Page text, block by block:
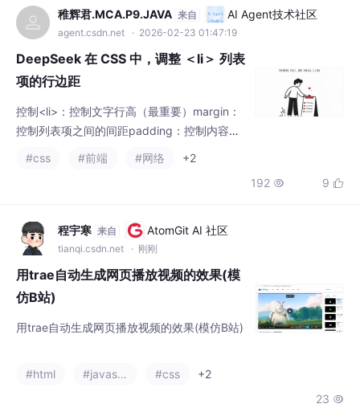
稚辉君.MCA.P9.JAVA 来自 AI Agent技术社区
agent.csdn.net · 2026-02-23 01:47:19
DeepSeek 在 CSS 中，调整 ＜li＞ 列表
项的行边距
控制<li>：控制文字行高（最重要）margin：
控制列表项之间的间距padding：控制内容与
边界的间距组合使用：通常三者结合以达到最
#css #前端 #网络
+2
192  9 
程宇寒 来自 AtomGit AI 社区
tianqi.csdn.net · 刚刚
用trae自动生成网页播放视频的效果(模
仿B站)
用trae自动生成网页播放视频的效果(模仿B站)
#html #javascript #css
+2
23 